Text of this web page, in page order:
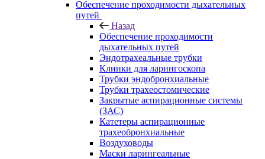
Обеспечение проходимости дыхательных
путей
Назад
Обеспечение проходимости
дыхательных путей
Эндотрахеальные трубки
Клинки для ларингоскопа
Трубки эндобронхиальные
Трубки трахеостомические
Закрытые аспирационные системы
(ЗАС)
Катетеры аспирационные
трахеобронхиальные
Воздуховоды
Маски ларингеальные